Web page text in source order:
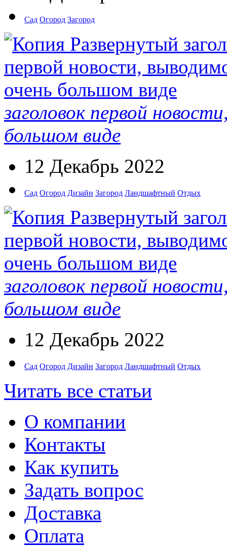
Сад Огород Загород
заголовок первой
большом виде
12 Декабрь 2022
Сад Огород Дизайн Загород Ландшафтный Отдых
заголовок первой
большом виде
12 Декабрь 2022
Сад Огород Дизайн Загород Ландшафтный Отдых
Читать все статьи
О компании
Контакты
Как купить
Задать вопрос
Доставка
Оплата